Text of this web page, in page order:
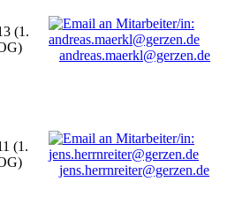
(1.
andreas.maerkl@gerzen.de
(1.
jens.herrnreiter@gerzen.de